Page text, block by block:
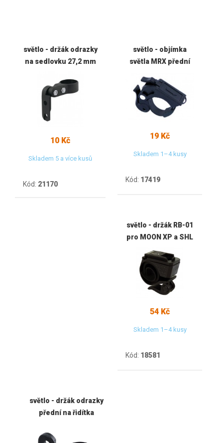
světlo - držák odrazky
na sedlovku 27,2 mm
10 Kč
Skladem 5 a více kusů
Kód: 21170
světlo - objímka
světla MRX přední
19 Kč
Skladem 1–4 kusy
Kód: 17419
světlo - držák RB-01
pro MOON XP a SHL
54 Kč
Skladem 1–4 kusy
Kód: 18581
světlo - držák odrazky
přední na řidítka